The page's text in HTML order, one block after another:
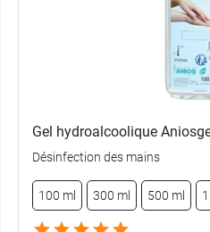
Gel hydroalcoolique
Désinfection des mains
100 ml 300 ml 500 ml 1